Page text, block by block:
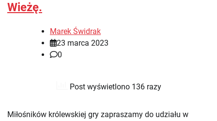
Wieżę.
Marek Świdrak
23 marca 2023
0
Post wyświetlono 136 razy
Miłośników królewskiej gry zapraszamy do udziału w